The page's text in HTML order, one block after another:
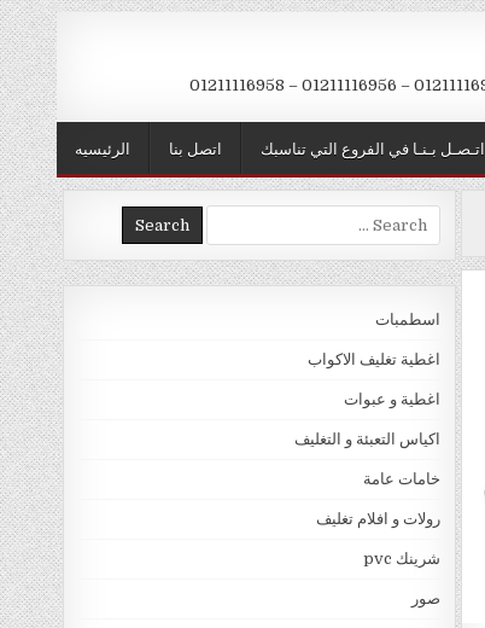
الرئيسيه اتصل بنا اتـصـل بـنـا في الفروع التي تناسبك
Search
for:
اسطمبات
اغطية تغليف الاكواب
اغطية و عبوات
اكياس التعبئة و التغليف
خامات عامة
رولات و افلام تغليف
شرينك pvc
صور